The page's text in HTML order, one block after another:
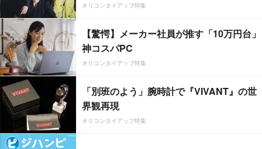
オリコンタイアップ特集
【驚愕】メーカー社員が推す「10万円台」
神コスパPC
オリコンタイアップ特集
「別班のよう」腕時計で『VIVANT』の世
界観再現
オリコンタイアップ特集